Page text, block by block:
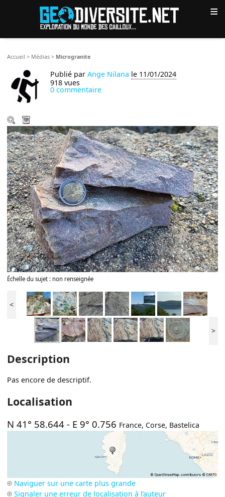
≡
Accueil > Médias > Microgranite
Publié parAnge Nilana le 11/01/2024
918 vues
0 commentaire
Échelle du sujet : non renseignée
<
>
Description
Pas encore de descriptif.
Localisation
N 41° 58.644 - E 9° 0.756 France, Corse, Bastelica
Naviguer sur une carte plus grande
Signaler une erreur de localisation à l’auteur